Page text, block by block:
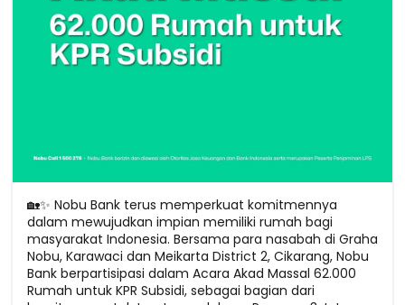
🏡✨ Nobu Bank terus memperkuat komitmennya
dalam mewujudkan impian memiliki rumah bagi
masyarakat Indonesia. Bersama para nasabah di Graha
Nobu, Karawaci dan Meikarta District 2, Cikarang, Nobu
Bank berpartisipasi dalam Acara Akad Massal 62.000
Rumah untuk KPR Subsidi, sebagai bagian dari